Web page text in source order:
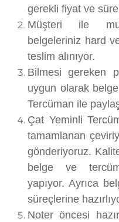
gerekli fiyat ve
Müşteri ile
belgeleriniz hard
teslim alınıyor.
Bilmesi gereken
uygun olarak
Tercüman ile
Çat Yeminli
tamamlanan
gönderiyoruz.
belge ve
yapıyor. Ayrıca
süreçlerine
Noter öncesi